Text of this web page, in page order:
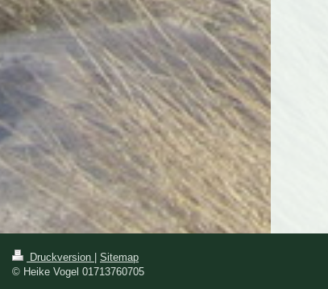
Druckversion
Sitemap
© Heike Vogel 01713760705